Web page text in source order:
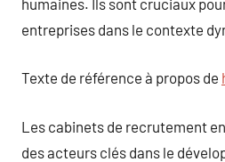
entreprises dans le contexte
Texte de référence à propos de
Les cabinets de recrutement
des acteurs clés dans le